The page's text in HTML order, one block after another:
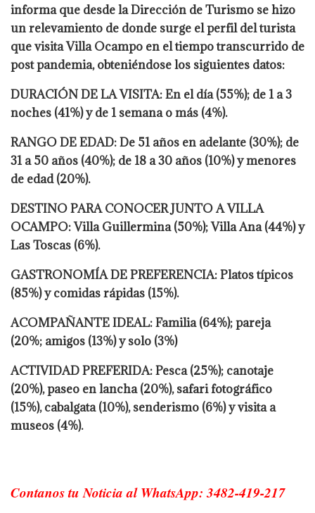
informa que desde la Dirección de Turismo se hizo
un relevamiento de donde surge el perfil del turista
que visita Villa Ocampo en el tiempo transcurrido de
post pandemia, obteniéndose los siguientes datos:
DURACIÓN DE LA VISITA: En el día (55%); de 1 a 3
noches (41%) y de 1 semana o más (4%).
RANGO DE EDAD: De 51 años en adelante (30%); de
31 a 50 años (40%); de 18 a 30 años (10%) y menores
de edad (20%).
DESTINO PARA CONOCER JUNTO A VILLA
OCAMPO: Villa Guillermina (50%); Villa Ana (44%) y
Las Toscas (6%).
GASTRONOMÍA DE PREFERENCIA: Platos típicos
(85%) y comidas rápidas (15%).
ACOMPAÑANTE IDEAL: Familia (64%); pareja
(20%; amigos (13%) y solo (3%)
ACTIVIDAD PREFERIDA: Pesca (25%); canotaje
(20%), paseo en lancha (20%), safari fotográfico
(15%), cabalgata (10%), senderismo (6%) y visita a
museos (4%).
Contanos tu Noticia al WhatsApp: 3482-419-217